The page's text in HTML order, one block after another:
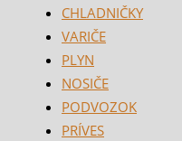
CHLADNIČKY
VARIČE
PLYN
NOSIČE
PODVOZOK
PRÍVES